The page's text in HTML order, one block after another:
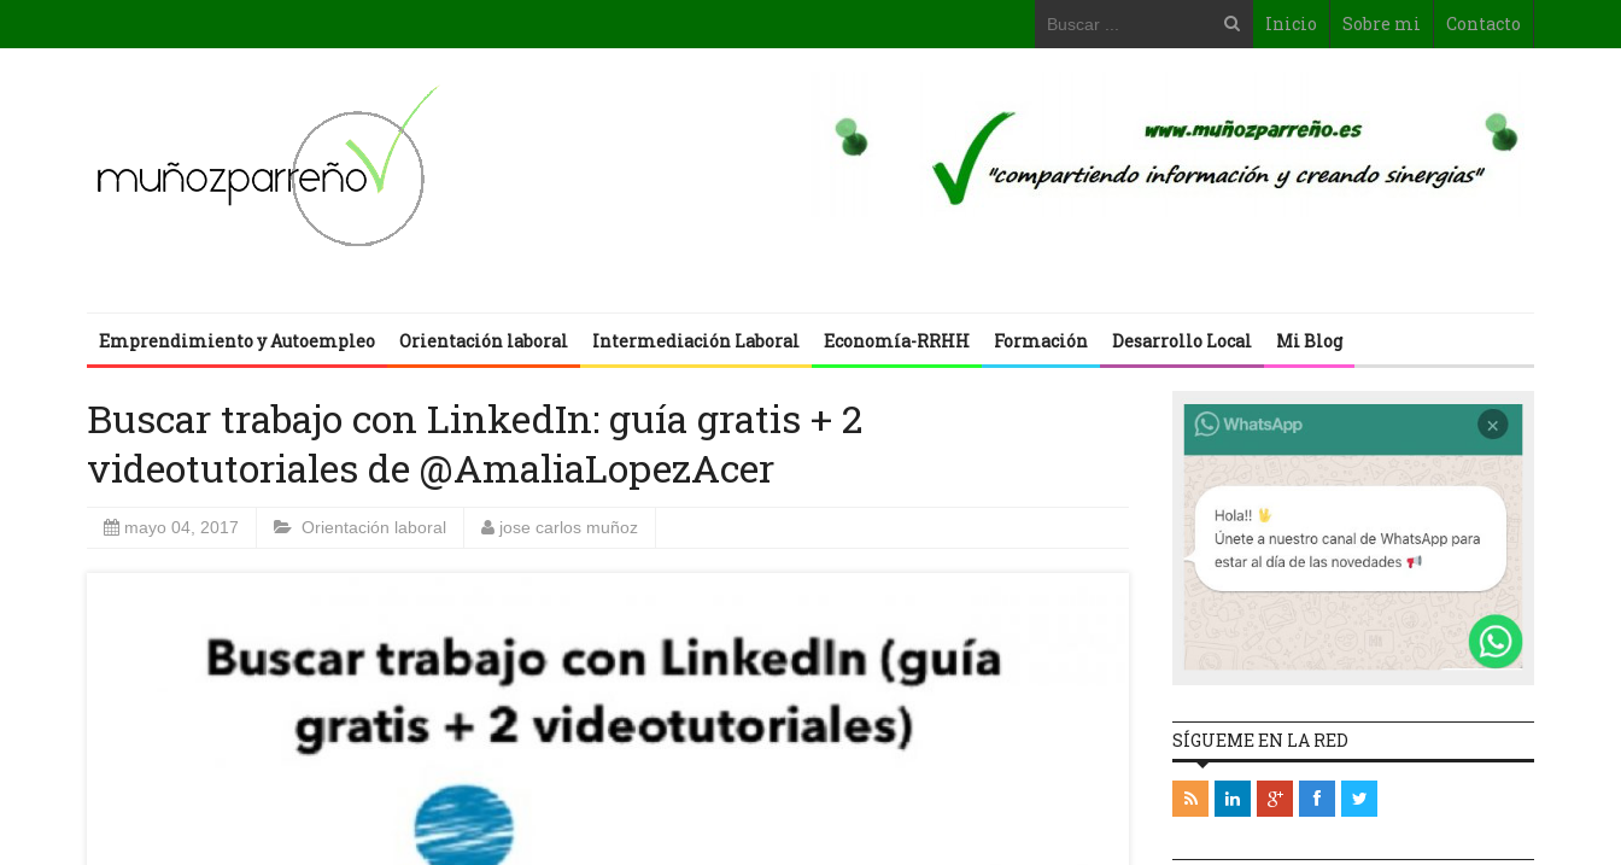
Inicio Sobre mi Contacto
Emprendimiento y Autoempleo Orientación laboral Intermediación Laboral Economía-RRHH Formación Desarrollo Local Mi Blog
Buscar trabajo con LinkedIn: guía gratis + 2
videotutoriales de @AmaliaLopezAcer
mayo 04, 2017 Orientación laboral jose carlos muñoz
SÍGUEME EN LA RED